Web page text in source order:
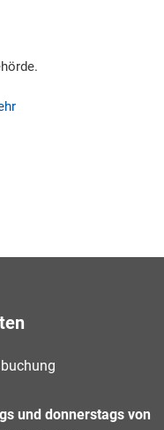
und donnerstags von